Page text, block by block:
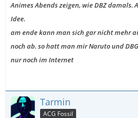
Animes Abends zeigen, wie DBZ damals.
Idee.
am ende kann man sich gar nicht mehr
noch ab. so hatt man mir Naruto und
nur noch im Internet
Tarmin
ACG Fossil